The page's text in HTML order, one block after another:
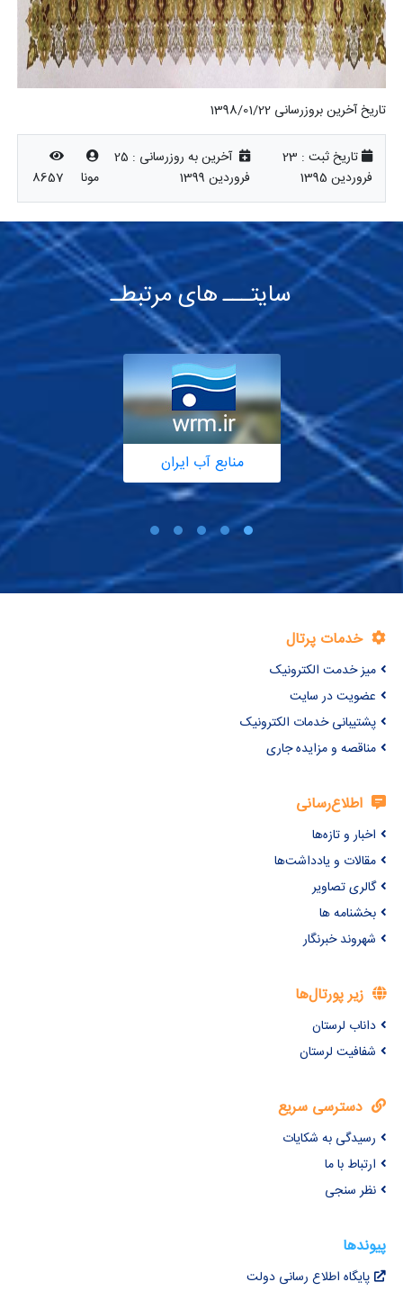
تاریخ آخرین بروزرسانی 1398/01/22
تاریخ ثبت : 23
فروردین 1395
آخرین به روزرسانی : 25
فروردین 1399
مونا 8657
سایتـــ های مرتبطـ
منابع آب ایران
خدمات پرتال
میز خدمت الکترونیک
عضویت در سایت
پشتیبانی خدمات الکترونیک
مناقصه و مزایده جاری
اطلاع‌رسانی
اخبار و تازه‌ها
مقالات و یادداشت‌ها
گالری تصاویر
بخشنامه ها
شهروند خبرنگار
زیر پورتال‌ها
داناب لرستان
شفافیت لرستان
دسترسی سریع
رسیدگی به شکایات
ارتباط با ما
نظر سنجی
پیوندها
پایگاه اطلاع رسانی دولت